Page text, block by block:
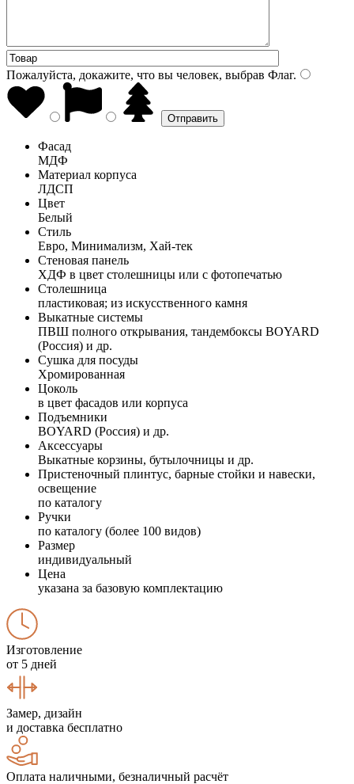
Пожалуйста, докажите, что вы человек, выбрав Флаг.
Фасад
МДФ
Материал корпуса
ЛДСП
Цвет
Белый
Стиль
Евро, Минимализм, Хай-тек
Стеновая панель
ХДФ в цвет столешницы или с фотопечатью
Столешница
пластиковая; из искусственного камня
Выкатные системы
ПВШ полного открывания, тандембоксы BOYARD
(Россия) и др.
Сушка для посуды
Хромированная
Цоколь
в цвет фасадов или корпуса
Подъемники
BOYARD (Россия) и др.
Аксессуары
Выкатные корзины, бутылочницы и др.
Пристеночный плинтус, барные стойки и навески,
освещение
по каталогу
Ручки
по каталогу (более 100 видов)
Размер
индивидуальный
Цена
указана за базовую комплектацию
Изготовление
от 5 дней
Замер, дизайн
и доставка бесплатно
Оплата наличными, безналичный расчёт